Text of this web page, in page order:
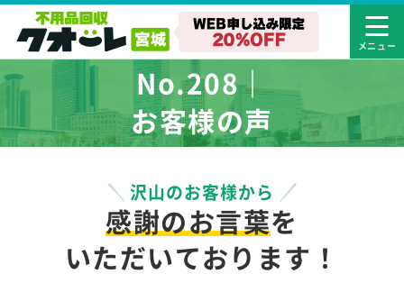
No.208｜
お客様の声
沢山のお客様から
感謝のお言葉を
いただいております！